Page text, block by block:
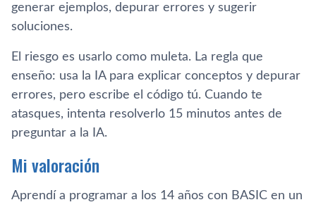
generar ejemplos, depurar errores y sugerir
soluciones.
El riesgo es usarlo como muleta. La regla que
enseño: usa la IA para explicar conceptos y depurar
errores, pero escribe el código tú. Cuando te
atasques, intenta resolverlo 15 minutos antes de
preguntar a la IA.
Mi valoración
Aprendí a programar a los 14 años con BASIC en un